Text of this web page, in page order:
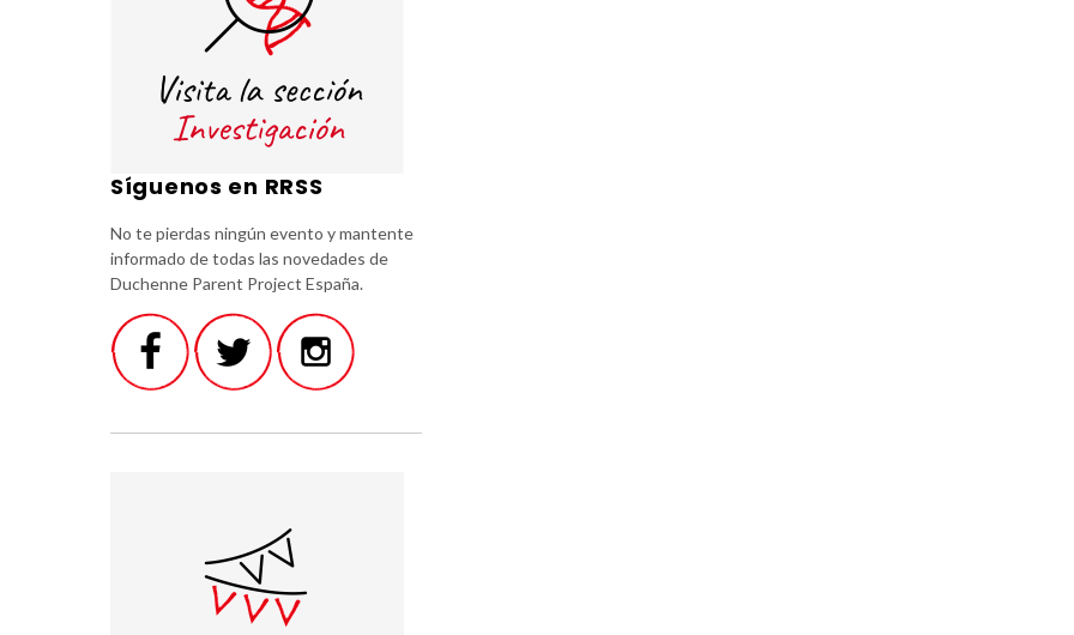
Síguenos en RRSS
No te pierdas ningún evento y mantente
informado de todas las novedades de
Duchenne Parent Project España.